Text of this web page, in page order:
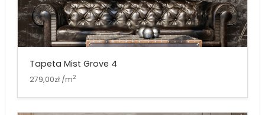
Tapeta Mist Grove 4
279,00zł /m2